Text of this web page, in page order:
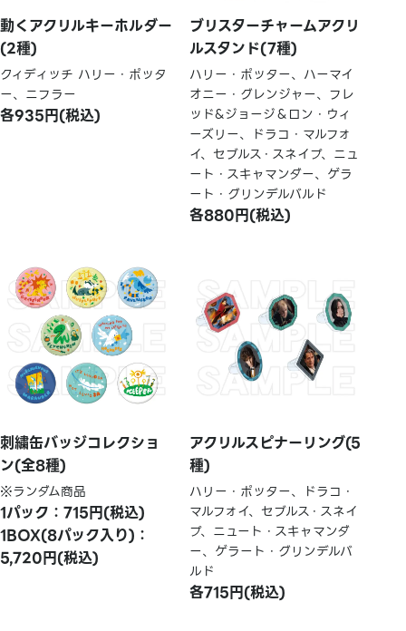
動くアクリルキーホルダー
(2種)
クィディッチ ハリー・ポッタ
ー、ニフラー
各935円(税込)
ブリスターチャームアクリ
ルスタンド(7種)
ハリー・ポッター、ハーマイ
オニー・グレンジャー、フレ
ッド&ジョージ＆ロン・ウィ
ーズリー、ドラコ・マルフォ
イ、セブルス・スネイプ、ニュ
ート・スキャマンダー、ゲラ
ート・グリンデルバルド
各880円(税込)
刺繍缶バッジコレクショ
ン(全8種)
※ランダム商品
1パック：715円(税込)
1BOX(8パック入り)：
5,720円(税込)
アクリルスピナーリング(5
種)
ハリー・ポッター、ドラコ・
マルフォイ、セブルス・スネイ
プ、ニュート・スキャマンダ
ー、ゲラート・グリンデルバ
ルド
各715円(税込)